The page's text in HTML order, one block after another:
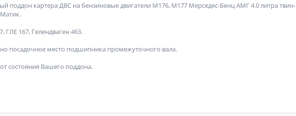
поддон картера ДВС на бензиновые двигатели М176, M177 Мерседес-Бенц АМГ 4.0 литра твин-
ГЛЕ 167, Гелендваген 463.
посадочное место подшипника промежуточного вала.
состояния Вашего поддона.